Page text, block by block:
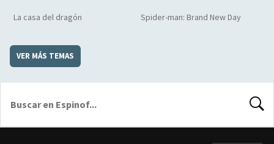
La casa del dragón Spider-man: Brand New Day
VER MÁS TEMAS